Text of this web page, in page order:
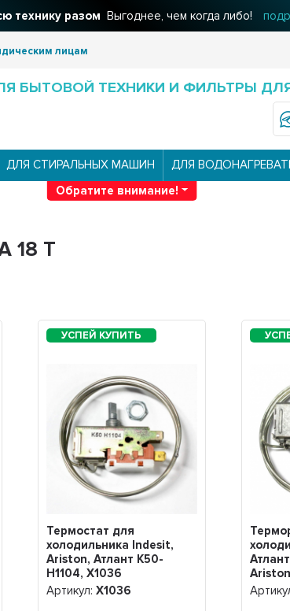
технику разом Выгоднее, чем когда либо!
лицам
БЫТОВОЙ ТЕХНИКИ И ФИЛЬТРЫ
ДЛЯ СТИРАЛЬНЫХ МАШИН ДЛЯ
Обратите внимание!
18 T
Термостат для
холодильника Indesit,
Ariston, Атлант K50-
H1104, Х1036
Артикул:Х1036